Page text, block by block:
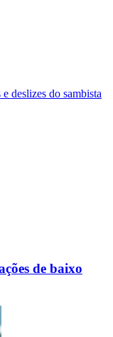
deslizes do sambista
de baixo